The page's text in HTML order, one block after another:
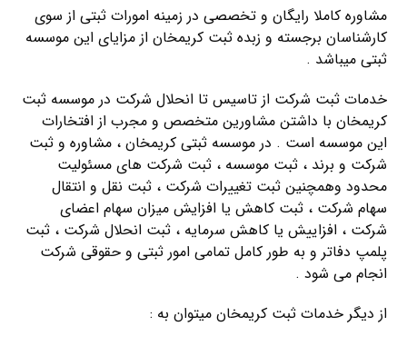
مشاوره کاملا رایگان و تخصصی در زمینه امورات ثبتی از سوی
کارشناسان برجسته و زبده ثبت کریمخان از مزایای این موسسه
ثبتی میباشد .
خدمات ثبت شرکت از تاسیس تا انحلال شرکت در موسسه ثبت
کریمخان با داشتن مشاورین متخصص و مجرب از افتخارات
این موسسه است . در موسسه ثبتی کریمخان ، مشاوره و ثبت
شرکت و برند ، ثبت موسسه ، ثبت شرکت های مسئولیت
محدود وهمچنین ثبت تغییرات شرکت ، ثبت نقل و انتقال
سهام شرکت ، ثبت کاهش یا افزایش میزان سهام اعضای
شرکت ، افزاییش یا کاهش سرمایه ، ثبت انحلال شرکت ، ثبت
پلمپ دفاتر و به طور کامل تمامی امور ثبتی و حقوقی شرکت
انجام می شود .
از دیگر خدمات ثبت کریمخان میتوان به :